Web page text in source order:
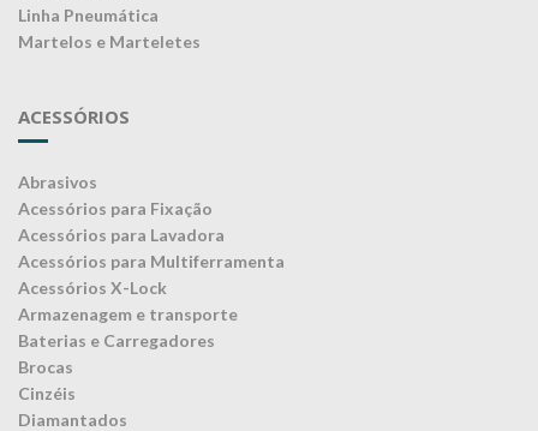
Linha Pneumática
Martelos e Marteletes
ACESSÓRIOS
Abrasivos
Acessórios para Fixação
Acessórios para Lavadora
Acessórios para Multiferramenta
Acessórios X-Lock
Armazenagem e transporte
Baterias e Carregadores
Brocas
Cinzéis
Diamantados